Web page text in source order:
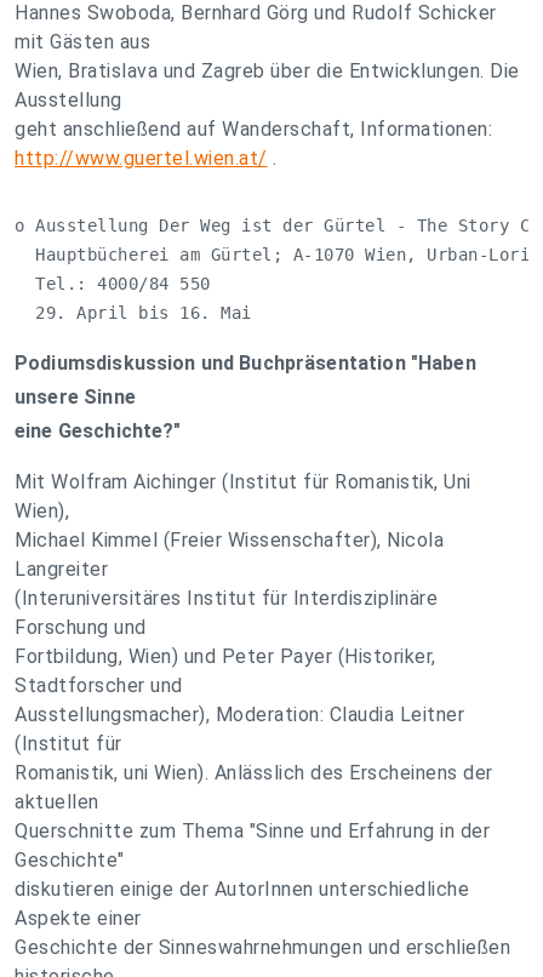
Hannes Swoboda, Bernhard Görg und Rudolf Schicker
mit Gästen aus
Wien, Bratislava und Zagreb über die Entwicklungen. Die
Ausstellung
geht anschließend auf Wanderschaft, Informationen:
http://www.guertel.wien.at/ .
o Ausstellung Der Weg ist der Gürtel - The Story
Hauptbücherei am Gürtel; A-1070 Wien, Urban-
  Tel.: 4000/84 550
  29. April bis 16. Mai
Podiumsdiskussion und Buchpräsentation "Haben
unsere Sinne
eine Geschichte?"
Mit Wolfram Aichinger (Institut für Romanistik, Uni
Wien),
Michael Kimmel (Freier Wissenschafter), Nicola
Langreiter
(Interuniversitäres Institut für Interdisziplinäre
Forschung und
Fortbildung, Wien) und Peter Payer (Historiker,
Stadtforscher und
Ausstellungsmacher), Moderation: Claudia Leitner
(Institut für
Romanistik, uni Wien). Anlässlich des Erscheinens der
aktuellen
Querschnitte zum Thema "Sinne und Erfahrung in der
Geschichte"
diskutieren einige der AutorInnen unterschiedliche
Aspekte einer
Geschichte der Sinneswahrnehmungen und erschließen